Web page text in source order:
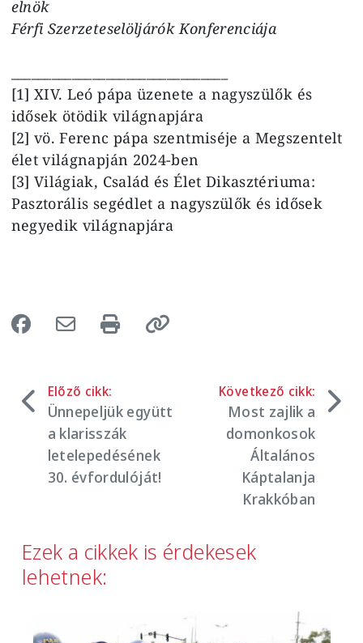
elnök
Férfi Szerzeteselöljárók Konferenciája
[1] XIV. Leó pápa üzenete a nagyszülők és
idősek ötödik világnapjára
[2] vö. Ferenc pápa szentmiséje a Megszentelt
élet világnapján 2024-ben
[3] Világiak, Család és Élet Dikasztériuma:
Pasztorális segédlet a nagyszülők és idősek
negyedik világnapjára
Előző cikk:
Ünnepeljük együtt
a klarisszák
letelepedésének
30. évfordulóját!
Következő cikk:
Most zajlik a
domonkosok
Általános
Káptalanja
Krakkóban
Ezek a cikkek is érdekesek
lehetnek: